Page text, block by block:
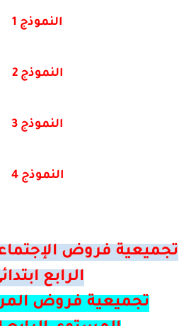
النموذج 1
النموذج 2
النموذج 3
النموذج 4
تجميعية فروض
الرابع
تجميعية فروض